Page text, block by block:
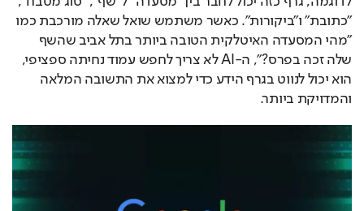
והמדויקת ביותר.